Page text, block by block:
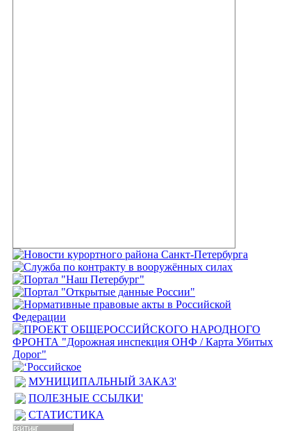
МУНИЦИПАЛЬНЫЙ ЗАКАЗ'
ПОЛЕЗНЫЕ ССЫЛКИ'
СТАТИСТИКА